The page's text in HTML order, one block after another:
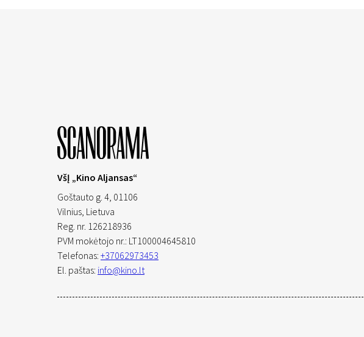
VšĮ „Kino Aljansas“
Goštauto g. 4, 01106
Vilnius, Lietuva
Reg. nr. 126218936
PVM mokėtojo nr.: LT100004645810
Telefonas: +37062973453
El. paštas: info@kino.lt